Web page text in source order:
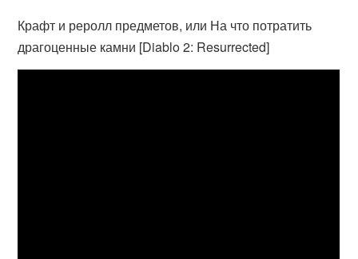
Крафт и реролл предметов, или На что потратить
драгоценные камни [Diablo 2: Resurrected]